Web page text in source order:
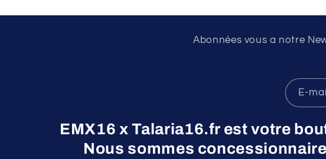
Abonnées vous a notre
E-mail
EMX16 x Talaria16.fr est votre
Nous sommes